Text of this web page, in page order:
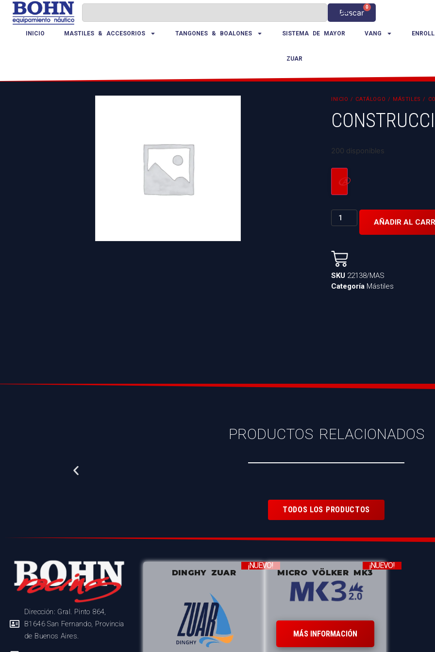
Buscar
0
INICIO MASTILES & ACCESORIOS TANGONES & BOALONES SISTEMA DE MAYOR VANG
ZUAR
INICIO / CATÁLOGO / MÁSTILES /
200 disponibles
AÑADIR AL
SKU 22138/MAS
Categoría Mástiles
PRODUCTOS RELACIONADOS
TODOS LOS PRODUCTOS
Dirección: Gral. Pinto 864,
B1646 San Fernando, Provincia
de Buenos Aires.
DINGHY ZUAR
¡NUEVO!
MICRO VÖLKER MK3
¡NUEVO!
MÁS INFORMACIÓN